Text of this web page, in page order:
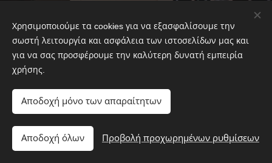
Δημιουργία της ΑΚΕΣΩ
ΜΗΤΣΑΣ ΒΑΣΙΛΕΙΟΣ
Υλοποιήθηκε από τη
Webnode Cookies
Χρησιμοποιούμε τα cookies για να εξασφαλίσουμε την
σωστή λειτουργία και ασφάλεια των ιστοσελίδων μας και
για να σας προσφέρουμε την καλύτερη δυνατή εμπειρία
χρήσης.
Αποδοχή μόνο των απαραίτητων
Αποδοχή όλων Προβολή προχωρημένων ρυθμίσεων